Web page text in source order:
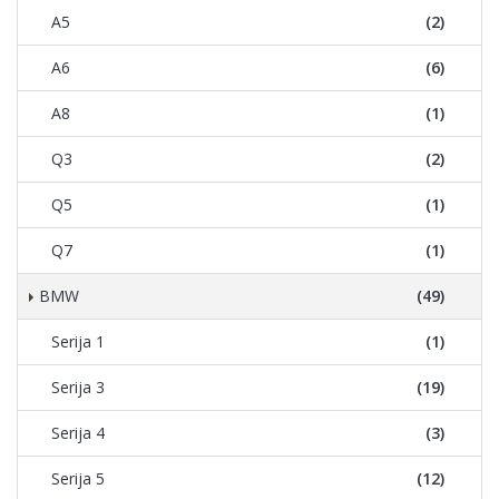
A5 (2)
A6 (6)
A8 (1)
Q3 (2)
Q5 (1)
Q7 (1)
BMW (49)
Serija 1 (1)
Serija 3 (19)
Serija 4 (3)
Serija 5 (12)